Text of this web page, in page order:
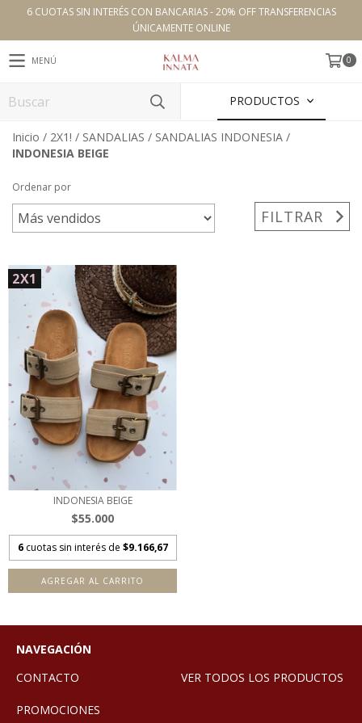
6 CUOTAS SIN INTERÉS CON BANCARIAS - 20% OFF TRANSFERENCIAS
ÚNICAMENTE ONLINE
MENÚ 0
PRODUCTOS
Inicio / 2X1! / SANDALIAS / SANDALIAS INDONESIA /
INDONESIA BEIGE
Ordenar por
FILTRAR
2X1
INDONESIA BEIGE
$55.000
6 cuotas sin interés de $9.166,67
AGREGAR AL CARRITO
NAVEGACIÓN
CONTACTO
VER TODOS LOS PRODUCTOS
PROMOCIONES